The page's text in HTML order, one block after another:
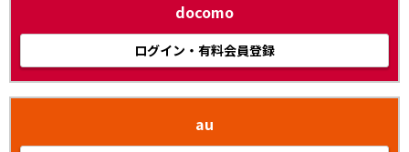
docomo
ログイン・有料会員登録
au